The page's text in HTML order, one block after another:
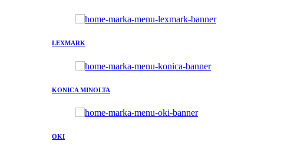
LEXMARK
KONICA MINOLTA
OKI